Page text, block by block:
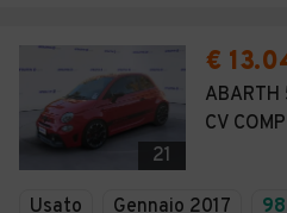
21
€
ABARTH
CV COMP
Usato Gennaio 2017